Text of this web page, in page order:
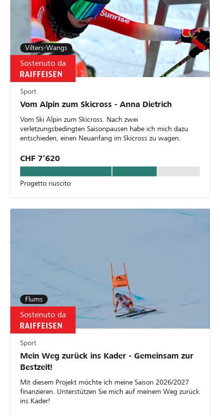
Vilters-Wangs
Sostenuto da
Sport
Vom Alpin zum Skicross - Anna Dietrich
Vom Ski Alpin zum Skicross. Nach zwei
verletzungsbedingten Saisonpausen habe ich mich dazu
entschieden, einen Neuanfang im Skicross zu wagen.
CHF 7’620
Progetto riuscito
Flums
Sostenuto da
Sport
Mein Weg zurück ins Kader - Gemeinsam zur
Bestzeit!
Mit diesem Projekt möchte ich meine Saison 2026/2027
finanzieren. Unterstützen Sie mich auf meinem Weg zurück
ins Kader!